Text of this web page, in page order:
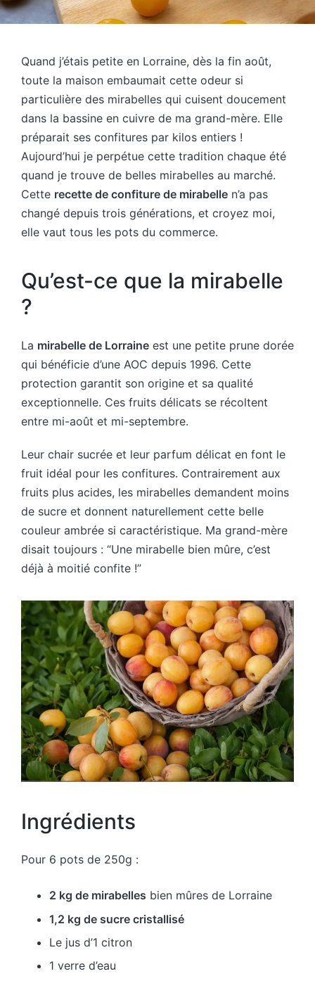
Quand j’étais petite en Lorraine, dès la fin août,
toute la maison embaumait cette odeur si
particulière des mirabelles qui cuisent doucement
dans la bassine en cuivre de ma grand-mère. Elle
préparait ses confitures par kilos entiers !
Aujourd’hui je perpétue cette tradition chaque été
quand je trouve de belles mirabelles au marché.
Cette recette de confiture de mirabelle n’a pas
changé depuis trois générations, et croyez moi,
elle vaut tous les pots du commerce.
Qu’est-ce que la mirabelle
?
La mirabelle de Lorraine est une petite prune dorée
qui bénéficie d’une AOC depuis 1996. Cette
protection garantit son origine et sa qualité
exceptionnelle. Ces fruits délicats se récoltent
entre mi-août et mi-septembre.
Leur chair sucrée et leur parfum délicat en font le
fruit idéal pour les confitures. Contrairement aux
fruits plus acides, les mirabelles demandent moins
de sucre et donnent naturellement cette belle
couleur ambrée si caractéristique. Ma grand-mère
disait toujours : “Une mirabelle bien mûre, c’est
déjà à moitié confite !”
Ingrédients
Pour 6 pots de 250g :
2 kg de mirabelles bien mûres de Lorraine
1,2 kg de sucre cristallisé
Le jus d’1 citron
1 verre d’eau